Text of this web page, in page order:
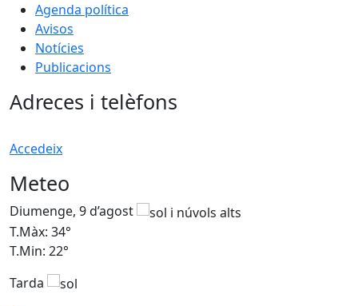
Agenda política
Avisos
Notícies
Publicacions
Adreces i telèfons
Accedeix
Meteo
Diumenge, 9 d’agost
T.Màx: 34°
T.Min: 22°
Tarda